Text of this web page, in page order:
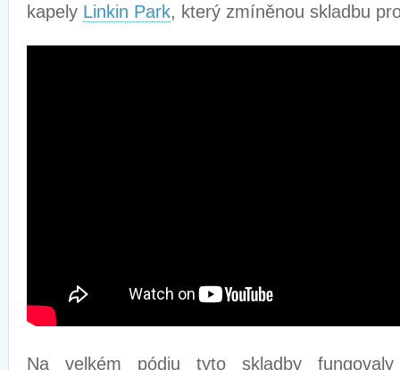
kapely Linkin Park, který zmíněnou skladbu
Na velkém pódiu tyto skladby